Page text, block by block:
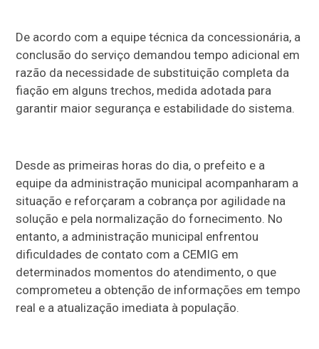
De acordo com a equipe técnica da concessionária, a
conclusão do serviço demandou tempo adicional em
razão da necessidade de substituição completa da
fiação em alguns trechos, medida adotada para
garantir maior segurança e estabilidade do sistema.
Desde as primeiras horas do dia, o prefeito e a
equipe da administração municipal acompanharam a
situação e reforçaram a cobrança por agilidade na
solução e pela normalização do fornecimento. No
entanto, a administração municipal enfrentou
dificuldades de contato com a CEMIG em
determinados momentos do atendimento, o que
comprometeu a obtenção de informações em tempo
real e a atualização imediata à população.